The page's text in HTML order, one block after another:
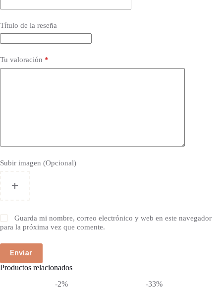
Título de la reseña
Tu valoración *
Subir imagen (Opcional)
Guarda mi nombre, correo electrónico y web en este navegador
para la próxima vez que comente.
Enviar
Productos relacionados
-2%
-33%